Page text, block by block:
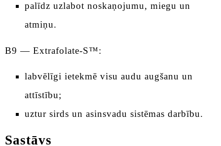
palīdz uzlabot noskaņojumu, miegu un
atmiņu.
B9 — Extrafolate-S™:
labvēlīgi ietekmē visu audu augšanu un
attīstību;
uztur sirds un asinsvadu sistēmas darbību.
Sastāvs